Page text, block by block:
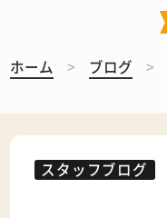
ホーム ブログ
スタッフブログ